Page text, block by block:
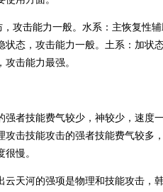
攻击能力一般。水系：主恢复性
状态，攻击能力一般。土系：加状
击能力最强。
者技能费气较少，神较少，速度
攻击技能攻击的强者技能费气较多
慢。
天河的强项是物理和技能攻击，